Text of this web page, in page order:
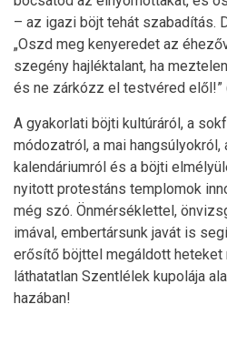
– az igazi böjt tehát szabadítás.
„Oszd meg kenyeredet az
szegény hajléktalant, ha
és ne zárkózz el testvéred elől!”
A gyakorlati böjti kultúráról, a
módozatról, a mai
kalendáriumról és a böjti
nyitott protestáns templomok
még szó. Önmérséklettel,
imával, embertársunk javát is
erősítő böjttel megáldott heteket
láthatatlan Szentlélek kupolája
hazában!